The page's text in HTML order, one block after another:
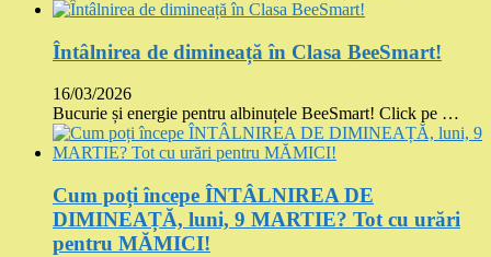
Întâlnirea de dimineață în Clasa BeeSmart!
16/03/2026
Bucurie și energie pentru albinuțele BeeSmart! Click pe …
Cum poți începe ÎNTÂLNIREA DE
DIMINEAȚĂ, luni, 9 MARTIE? Tot cu urări
pentru MĂMICI!